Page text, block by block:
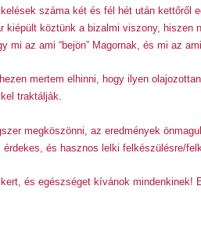
száma két és fél hét után kettőről
kiépült köztünk a bizalmi viszony,
az ami “bejön” Magornak, és mi az ami
mertem elhinni, hogy ilyen
traktálják.
megköszönni, az eredmények
és hasznos lelki felkészülésre/
és egészséget kívánok mindenkinek!